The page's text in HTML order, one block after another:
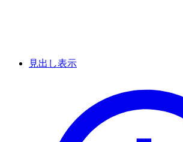
見出し表示